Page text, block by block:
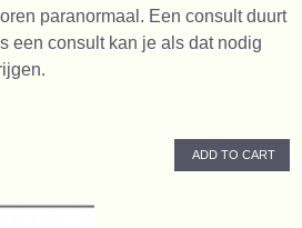
paranormaal. Een consult duurt
een consult kan je als dat nodig
ADD TO CART